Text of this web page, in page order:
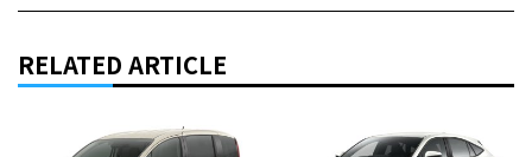
RELATED ARTICLE